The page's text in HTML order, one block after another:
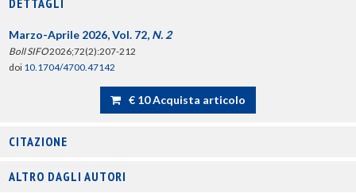
DETTAGLI
Marzo-Aprile 2026, Vol. 72, N. 2
Boll SIFO2026;72(2):207-212
doi 10.1704/4700.47142
€ 10 Acquista articolo
CITAZIONE
ALTRO DAGLI AUTORI